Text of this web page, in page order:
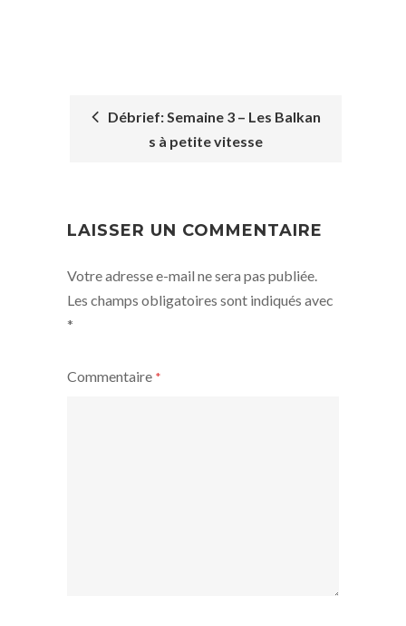
Débrief: Semaine 3 – Les Balkan
s à petite vitesse
LAISSER UN COMMENTAIRE
Votre adresse e-mail ne sera pas publiée.
Les champs obligatoires sont indiqués avec
*
Commentaire *